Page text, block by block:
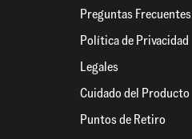
Preguntas Frecuentes
Política de Privacidad
Legales
Cuidado del Producto
Puntos de Retiro